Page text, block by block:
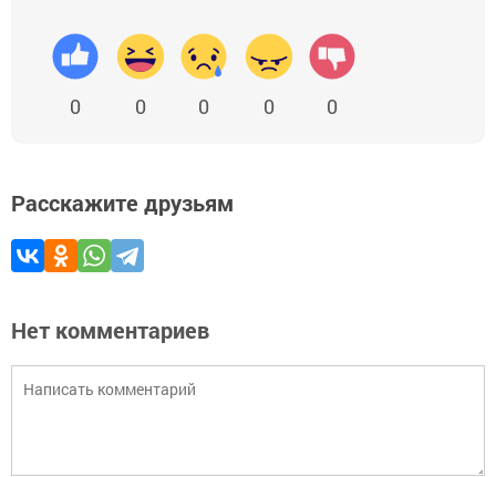
0 0 0 0 0
Расскажите друзьям
Нет комментариев